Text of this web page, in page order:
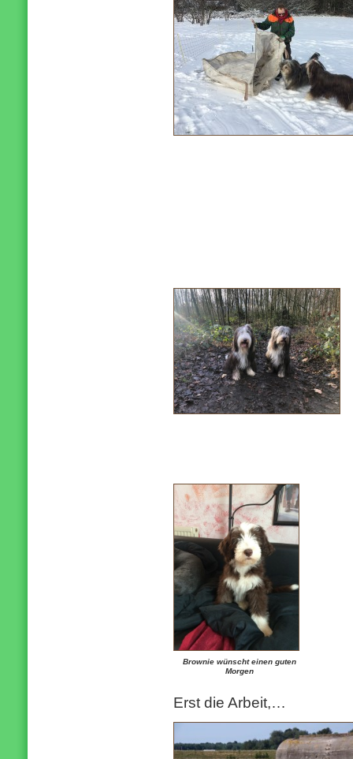
Brownie wünscht einen guten
Morgen
Erst die Arbeit,…